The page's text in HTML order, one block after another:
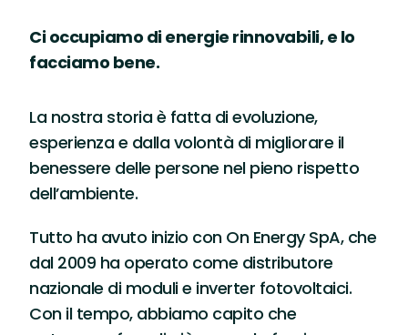
Ci occupiamo di energie rinnovabili, e lo
facciamo bene.
La nostra storia è fatta di evoluzione,
esperienza e dalla volontà di migliorare il
benessere delle persone nel pieno rispetto
dell’ambiente.
Tutto ha avuto inizio con On Energy SpA, che
dal 2009 ha operato come distributore
nazionale di moduli e inverter fotovoltaici.
Con il tempo, abbiamo capito che